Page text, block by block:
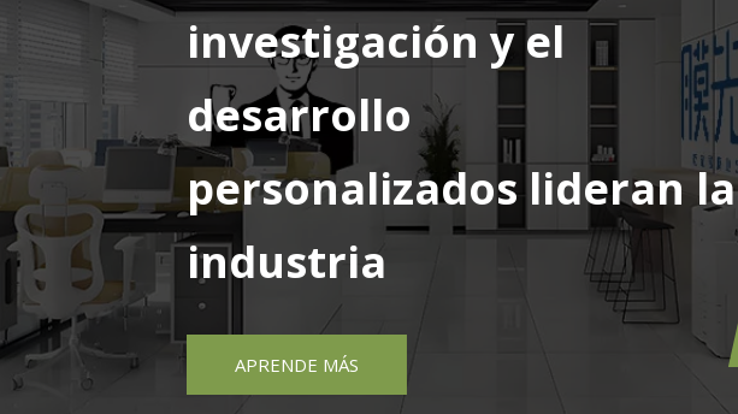
investigación y el
desarrollo
personalizados lideran la
industria
APRENDE MÁS